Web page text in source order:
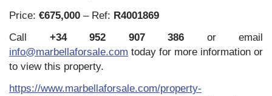
Price: €675,000 – Ref: R4001869
Call +34 952 907 386 or email
info@marbellaforsale.com today for more information or
to view this property.
https://www.marbellaforsale.com/property-